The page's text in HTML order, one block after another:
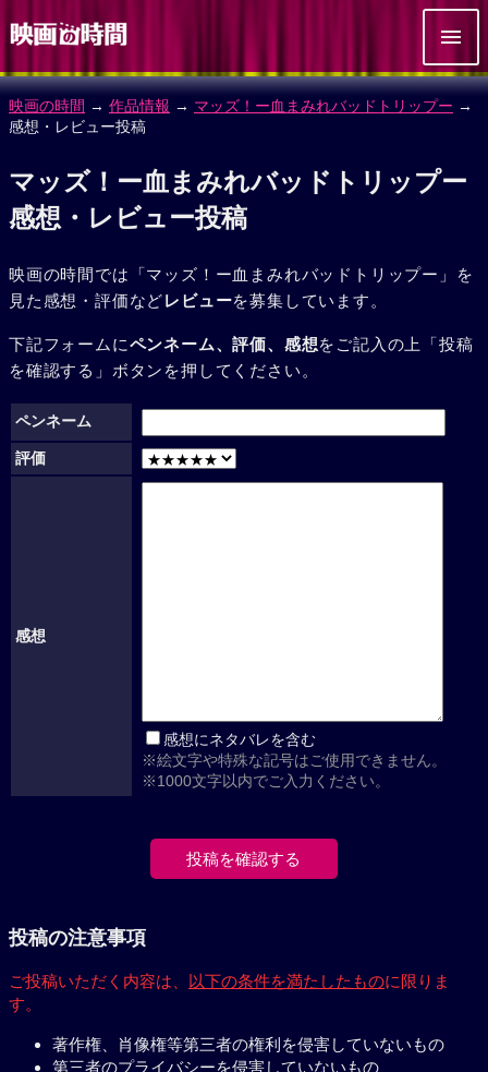
映画の時間 → 作品情報 → マッズ！ー血まみれバッドトリップー →
感想・レビュー投稿
マッズ！ー血まみれバッドトリップー
感想・レビュー投稿
映画の時間では「マッズ！ー血まみれバッドトリップー」を
見た感想・評価などレビューを募集しています。
下記フォームにペンネーム、評価、感想をご記入の上「投稿
を確認する」ボタンを押してください。
ペンネーム
評価
感想
感想にネタバレを含む
※絵文字や特殊な記号はご使用できません。
※1000文字以内でご入力ください。
投稿の注意事項
ご投稿いただく内容は、 以下の条件を満たしたものに限りま
す。
著作権、肖像権等第三者の権利を侵害していないもの
第三者のプライバシーを侵害していないもの